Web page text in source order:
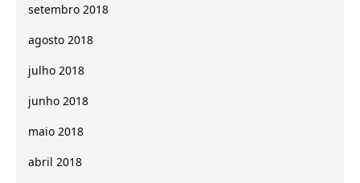
setembro 2018
agosto 2018
julho 2018
junho 2018
maio 2018
abril 2018